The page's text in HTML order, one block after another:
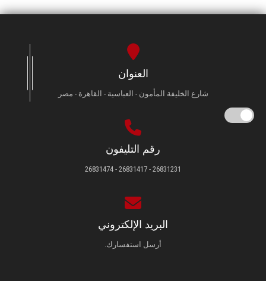
العنوان
شارع الخليفة المأمون - العباسية - القاهرة - مصر
رقم التليفون
26831231 - 26831417 - 26831474
البريد الإلكتروني
أرسل استفسارك.